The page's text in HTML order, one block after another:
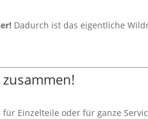
Dadurch ist das eigentliche
Einzelteile oder für ganze